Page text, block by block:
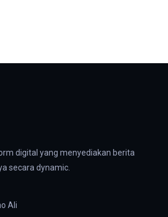
digital yang menyediakan berita
secara dynamic.
Ali